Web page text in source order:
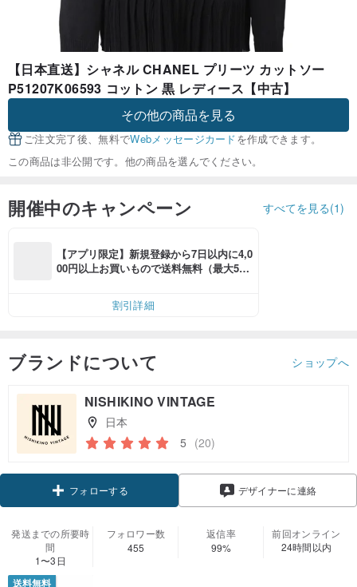
【日本直送】シャネル CHANEL プリーツ カットソー
P51207K06593 コットン 黒 レディース【中古】
その他の商品を見る
ご注文完了後、無料でWebメッセージカードを作成できます。
この商品は非公開です。他の商品を選んでください。
開催中のキャンペーン すべてを見る(1)
【アプリ限定】新規登録から7日以内に4,0
00円以上お買いもので送料無料（最大500
割引詳細
ブランドについて ショップへ
NISHIKINO VINTAGE
日本
5 (20)
クーポン取得
フォローする デザイナーに連絡
発送までの所要時
間
1〜3日
フォロワー数
455
返信率
99%
前回オンライン
24時間以内
送料無料